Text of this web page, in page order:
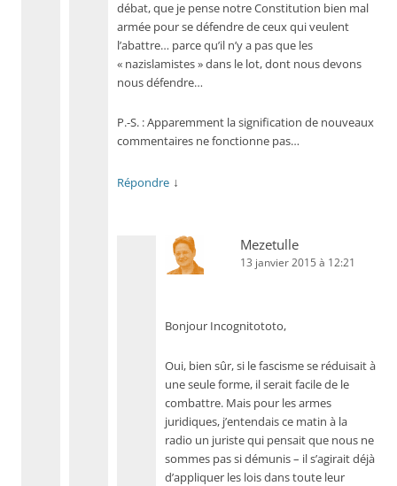
débat, que je pense notre Constitution bien mal
armée pour se défendre de ceux qui veulent
l’abattre… parce qu’il n’y a pas que les
« nazislamistes » dans le lot, dont nous devons
nous défendre…
P.-S. : Apparemment la signification de nouveaux
commentaires ne fonctionne pas…
Répondre ↓
Mezetulle
13 janvier 2015 à 12:21
Bonjour Incognitototo,
Oui, bien sûr, si le fascisme se réduisait à
une seule forme, il serait facile de le
combattre. Mais pour les armes
juridiques, j’entendais ce matin à la
radio un juriste qui pensait que nous ne
sommes pas si démunis – il s’agirait déjà
d’appliquer les lois dans toute leur